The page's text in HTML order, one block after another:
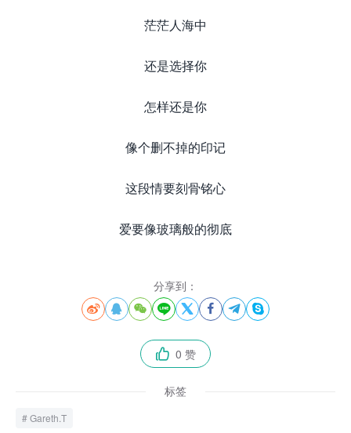
茫茫人海中
还是选择你
怎样还是你
像个删不掉的印记
这段情要刻骨铭心
爱要像玻璃般的彻底
分享到：
       
 0 赞
标签
Gareth.T